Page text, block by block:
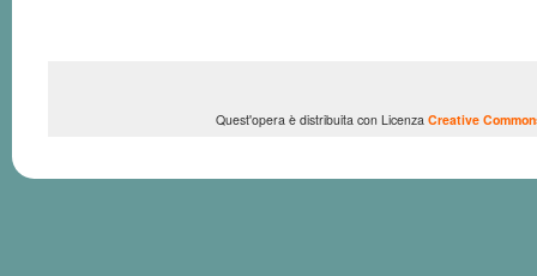
Quest'opera è distribuita con Licenza Creative